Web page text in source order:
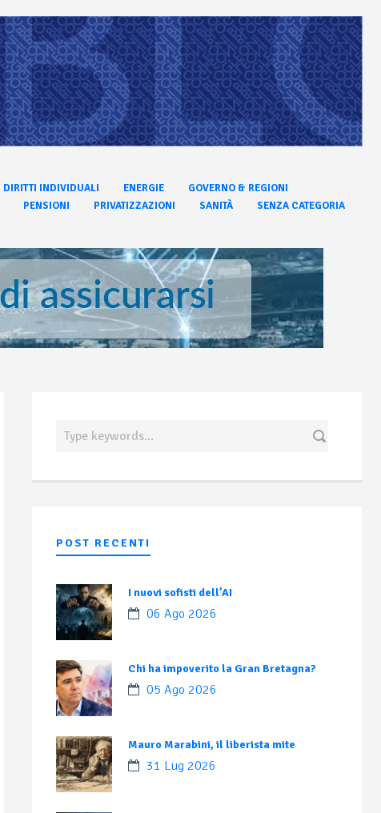
DIRITTI INDIVIDUALI ENERGIE
GOVERNO & REGIONI
PENSIONI PRIVATIZZAZIONI SANITÀ
SENZA CATEGORIA
POST RECENTI
I nuovi sofisti dell’AI
06 Ago 2026
Chi ha impoverito la Gran Bretagna?
05 Ago 2026
Mauro Marabini, il liberista mite
31 Lug 2026